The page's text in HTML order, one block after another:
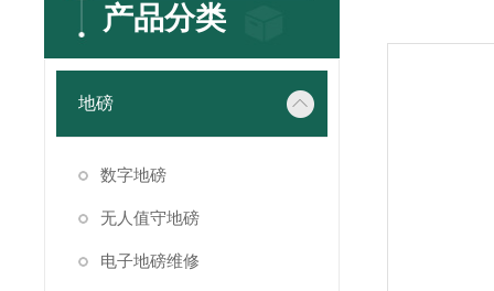
产品分类
地磅
数字地磅
无人值守地磅
电子地磅维修